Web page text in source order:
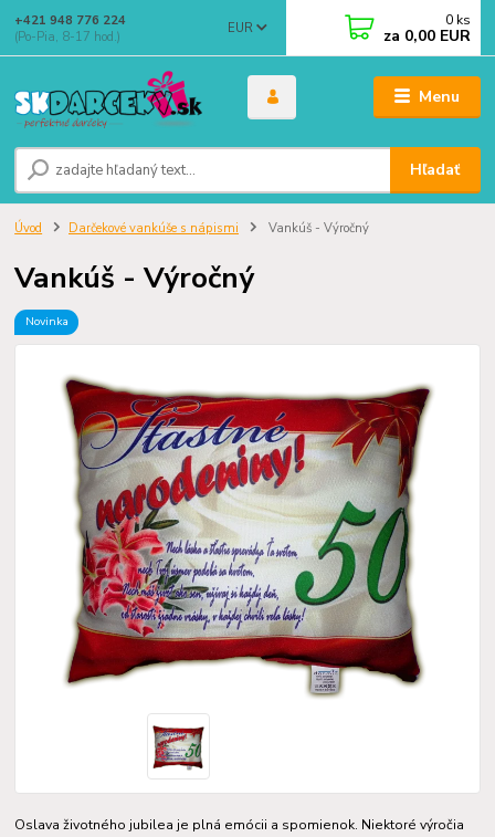
Menu
EUR
Hľadať
+421 948 776 224
(Po-Pia, 8-17 hod.)
0 ks
za 0,00 EUR
Úvod Darčekové vankúše s nápismi Vankúš - Výročný
Vankúš - Výročný
Novinka
Oslava životného jubilea je plná emócii a spomienok. Niektoré výročia